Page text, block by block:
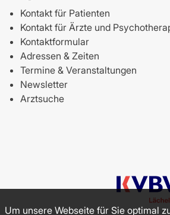
Kontakt für Patienten
Kontakt für Ärzte und
Kontaktformular
Adressen & Zeiten
Termine & Veranstaltungen
Newsletter
Arztsuche
Um unsere Webseite für Sie optimal